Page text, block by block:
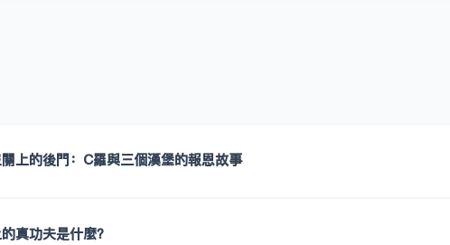
上的後門：C羅與三個漢堡的報恩故事
真功夫是什麼？